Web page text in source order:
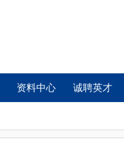
资料中心 诚聘英才